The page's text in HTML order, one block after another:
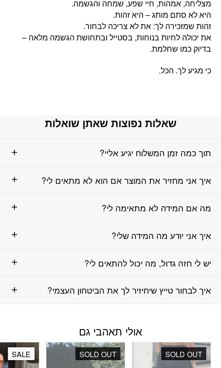
מצליחה, אמהות, חיי שפע, שמחה והגשמה.
היא לא סתם מותג – היא זהות.
זהות שמזכירה לך: את לא צריכה לבחור.
את יכולה לחיות בנוחות, בסטייל ובתחושת הגשמה מלאה –
בדיוק כמו שחלמת.
כי מגיע לך. הכל.
שאלות נפוצות שאתן שואלות
תוך כמה זמן המשלוח יגיע אליי?
איך אני מחזיר את המוצר אם הוא לא מתאים לי?
מה אם המידה לא מתאימה לי?
איך אני יודע מה המידה שלי?
יש לי חזה גדול, מה יכול להתאים לי?
איך לבחור טייץ שיחיזיר לך את הביטחון העצמי?
אולי תאהבי גם
SOLD OUT
SOLD OUT
SALE